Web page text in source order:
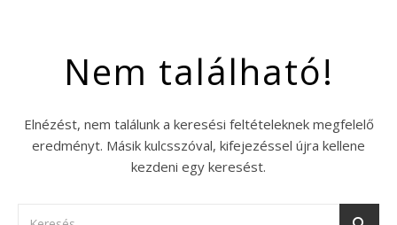
Nem található!
Elnézést, nem találunk a keresési feltételeknek megfelelő
eredményt. Másik kulcsszóval, kifejezéssel újra kellene
kezdeni egy keresést.